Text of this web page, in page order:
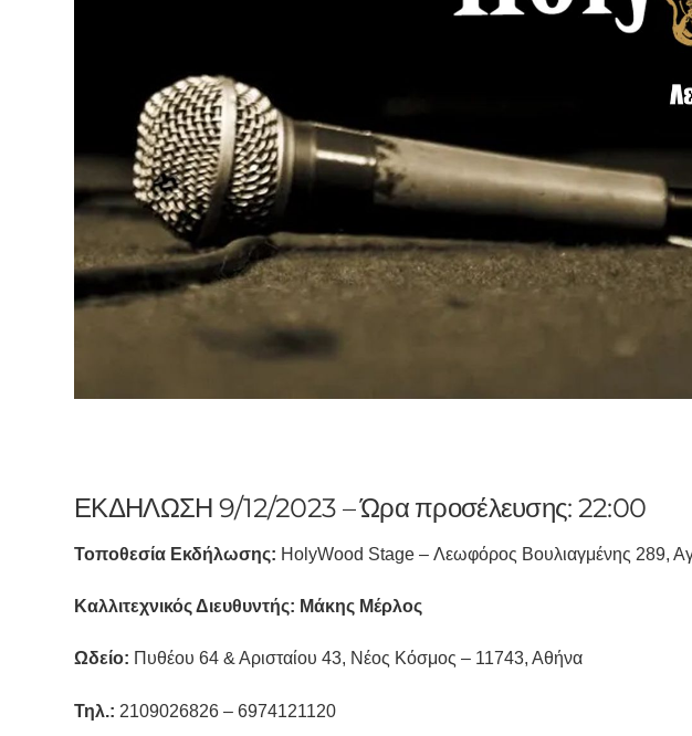
ΕΚΔΗΛΩΣΗ 9/12/2023 – Ώρα προσέλευσης: 22:00
Τοποθεσία Εκδήλωσης: HolyWood Stage – Λεωφόρος Βουλιαγμένης 289,
Καλλιτεχνικός Διευθυντής: Μάκης Μέρλος
Ωδείο: Πυθέου 64 & Αρισταίου 43, Νέος Κόσμος – 11743, Αθήνα
Τηλ.: 2109026826 – 6974121120